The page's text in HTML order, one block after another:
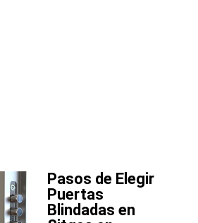
Pasos de Elegir
Puertas
Blindadas en